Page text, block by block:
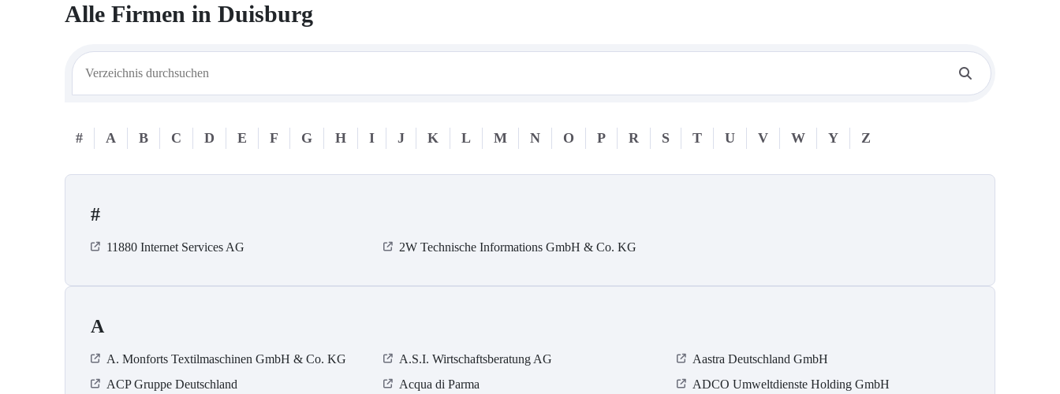
Alle Firmen in Duisburg
# A B C D E F G H I J K L M N O P R S T U V W Y Z
#
11880 Internet Services AG 2W Technische Informations GmbH & Co. KG
A
A. Monforts Textilmaschinen GmbH & Co. KG A.S.I. Wirtschaftsberatung AG
Aastra Deutschland GmbH
ACP Gruppe Deutschland
Acqua di Parma
ADCO Umweltdienste Holding GmbH